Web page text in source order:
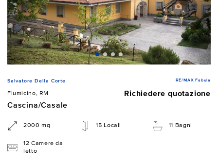
Salvatore Della Corte RE/MAX Fabula
Fiumicino, RM
Richiedere quotazione
Cascina/Casale
2000 mq 15 Locali 11 Bagni
12 Camere da
letto